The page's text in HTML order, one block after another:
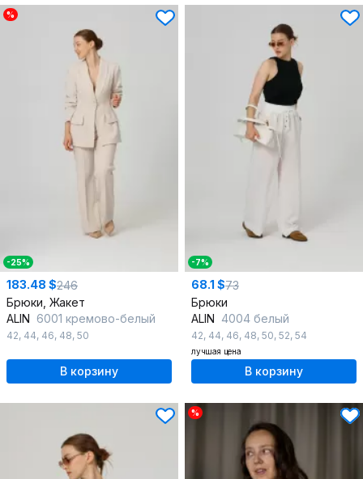
%
-25%
183.48 $246
Брюки, Жакет
ALIN 6001 кремово-белый
42, 44, 46, 48, 50
В корзину
-7%
68.1 $73
Брюки
ALIN 4004 белый
42, 44, 46, 48, 50, 52, 54
лучшая цена
В корзину
%